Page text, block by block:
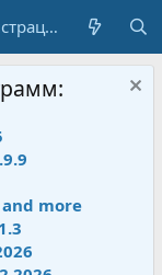
Регистрация
and more